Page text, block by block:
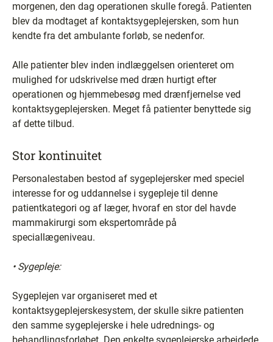
morgenen, den dag operationen skulle foregå. Patienten
blev da modtaget af kontaktsygeplejersken, som hun
kendte fra det ambulante forløb, se nedenfor.
Alle patienter blev inden indlæggelsen orienteret om
mulighed for udskrivelse med dræn hurtigt efter
operationen og hjemmebesøg med drænfjernelse ved
kontaktsygeplejersken. Meget få patienter benyttede sig
af dette tilbud.
Stor kontinuitet
Personalestaben bestod af sygeplejersker med speciel
interesse for og uddannelse i sygepleje til denne
patientkategori og af læger, hvoraf en stor del havde
mammakirurgi som ekspertområde på
speciallægeniveau.
• Sygepleje:
Sygeplejen var organiseret med et
kontaktsygeplejerskesystem, der skulle sikre patienten
den samme sygeplejerske i hele udrednings- og